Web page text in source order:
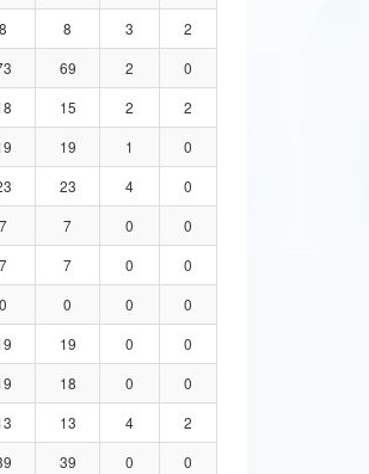
8 8 3
2
69 2
0
15 2
2
19 1
0
23 4
0
7 7 0
0
7 7 0
0
0 0 0
0
19 0
0
18 0
0
13 4
2
39 0
0